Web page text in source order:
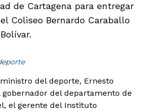
de Cartagena para entregar
Coliseo Bernardo Caraballo
del deporte, Ernesto
del departamento de
el gerente del Instituto